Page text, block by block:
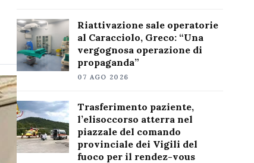
Riattivazione sale operatorie
al Caracciolo, Greco: “Una
vergognosa operazione di
propaganda”
07 AGO 2026
Trasferimento paziente,
l’elisoccorso atterra nel
piazzale del comando
provinciale dei Vigili del
fuoco per il rendez-vous